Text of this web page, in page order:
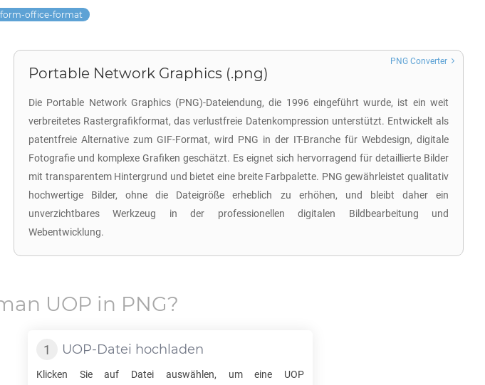
office-format
Portable Network Graphics (.png)
Die Portable Network Graphics (PNG)-Dateiendung, die 1996 eingeführt wurde, ist ein weit
verbreitetes Rastergrafikformat, das verlustfreie Datenkompression unterstützt. Entwickelt als
patentfreie Alternative zum GIF-Format, wird PNG in der IT-Branche für Webdesign, digitale
Fotografie und komplexe Grafiken geschätzt. Es eignet sich hervorragend für detaillierte Bilder
mit transparentem Hintergrund und bietet eine breite Farbpalette. PNG gewährleistet qualitativ
hochwertige Bilder, ohne die Dateigröße erheblich zu erhöhen, und bleibt daher ein
unverzichtbares Werkzeug in der professionellen digitalen Bildbearbeitung und
Webentwicklung.
PNG Converter
UOP in PNG?
UOP-Datei hochladen
Klicken Sie auf Datei auswählen, um eine UOP